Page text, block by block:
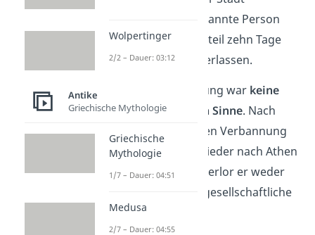
. Die verbannte Person
hatte nach dem Urteil zehn Tage
Zeit, die Stadt zu verlassen.
Wichtig:
Die Verbannung war keine
Strafe im eigentlichen Sinne. Nach
Ablauf der zehnjährigen Verbannung
konnte der Politiker wieder nach Athen
zurückkehren. Dabei verlor er weder
Eigentum noch seine gesellschaftliche
Stellung.
Wolpertinger
2/2 – Dauer: 03:12
Antike
Griechische Mythologie
Griechische
Mythologie
1/7 – Dauer: 04:51
Medusa
2/7 – Dauer: 04:55